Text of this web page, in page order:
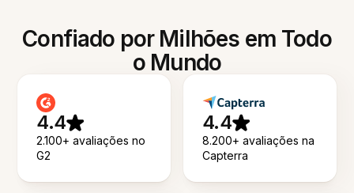
Confiado por Milhões em Todo
o Mundo
4.4
2.100+ avaliações no
G2
4.4
8.200+ avaliações na
Capterra